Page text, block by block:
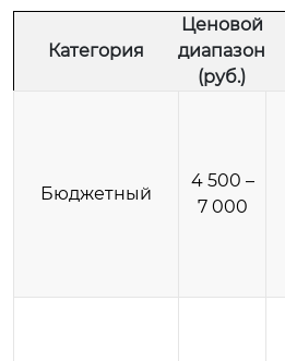
Категория
Ценовой
диапазон
(руб.)
Бюджетный
4 500 –
7 000